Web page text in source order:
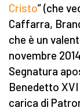
Cristo” (che
Caffarra,
che è un
novembre
Segnatura
Benedetto
carica di